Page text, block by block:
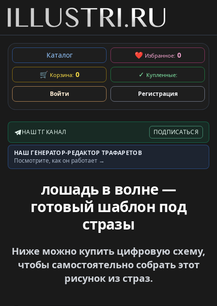
Каталог ❤ Избранное: 0
🛒 Корзина: 0 ✓ Купленные:
Войти Регистрация
Telegram-канал
НАШ ТГ КАНАЛ ПОДПИСАТЬСЯ
Генератор трафаретов
НАШ ГЕНЕРАТОР-РЕДАКТОР ТРАФАРЕТОВ
Посмотрите, как он работает →
лошадь в волне —
готовый шаблон под
стразы
Ниже можно купить цифровую схему,
чтобы самостоятельно собрать этот
рисунок из страз.